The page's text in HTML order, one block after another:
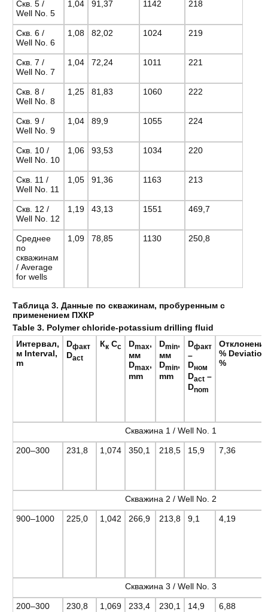
Скв. 5 /
Well No. 5
1,04 91,37 1142 218
Скв. 6 /
Well No. 6
1,08 82,02 1024 219
Скв. 7 /
Well No. 7
1,04 72,24 1011 221
Скв. 8 /
Well No. 8
1,25 81,83 1060 222
Скв. 9 /
Well No. 9
1,04 89,9 1055 224
Скв. 10 /
Well No. 10
1,06 93,53 1034 220
Скв. 11 /
Well No. 11
1,05 91,36 1163 213
Скв. 12 /
Well No. 12
1,19 43,13 1551 469,7
Среднее
по
скважинам
/ Average
for wells
1,09 78,85 1130 250,8
Таблица 3. Данные по скважинам, пробуренным с
применением ПХКР
Table 3. Polymer chloride-potassium drilling fluid
Интервал,
м Interval,
m
Dфакт
Dact
Кк Cc Dmax,
мм
Dmax,
mm
Dmin,
мм
Dmin,
mm
Dфакт
–
Dном
Dact –
Dnom
%
%
Скважина 1 / Well No. 1
200–300 231,8 1,074 350,1 218,5 15,9 7,36
Скважина 2 / Well No. 2
900–1000 225,0 1,042 266,9 213,8 9,1 4,19
Скважина 3 / Well No. 3
200–300 230,8 1,069 233,4 230,1 14,9 6,88